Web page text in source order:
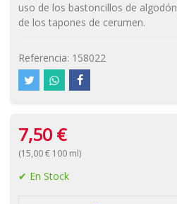
uso de los bastoncillos de
de los tapones de cerumen.
Referencia: 158022
7,50 €
(15,00 € 100 ml)
En Stock